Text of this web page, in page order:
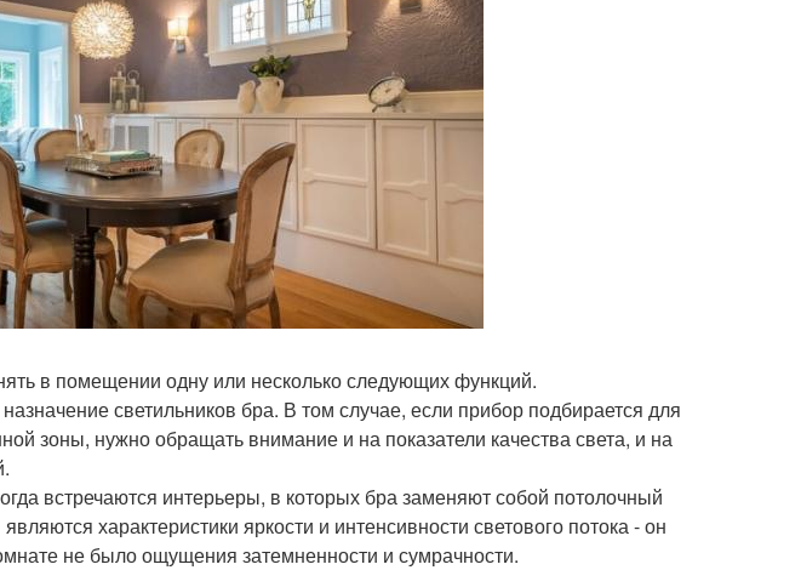
в помещении одну или несколько следующих функций.
светильников бра. В том случае, если прибор подбирается для
зоны, нужно обращать внимание и на показатели качества света, и на
встречаются интерьеры, в которых бра заменяют собой потолочный
характеристики яркости и интенсивности светового потока - он
не было ощущения затемненности и сумрачности.